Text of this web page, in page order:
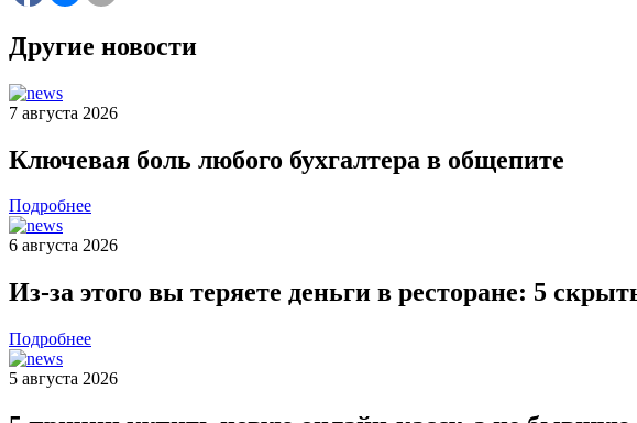
Другие новости
7 августа 2026
Ключевая боль любого бухгалтера в общепите
Подробнее
6 августа 2026
Из-за этого вы теряете деньги в ресторане: 5
Подробнее
5 августа 2026